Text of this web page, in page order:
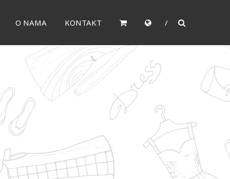
O NAMA KONTAKT